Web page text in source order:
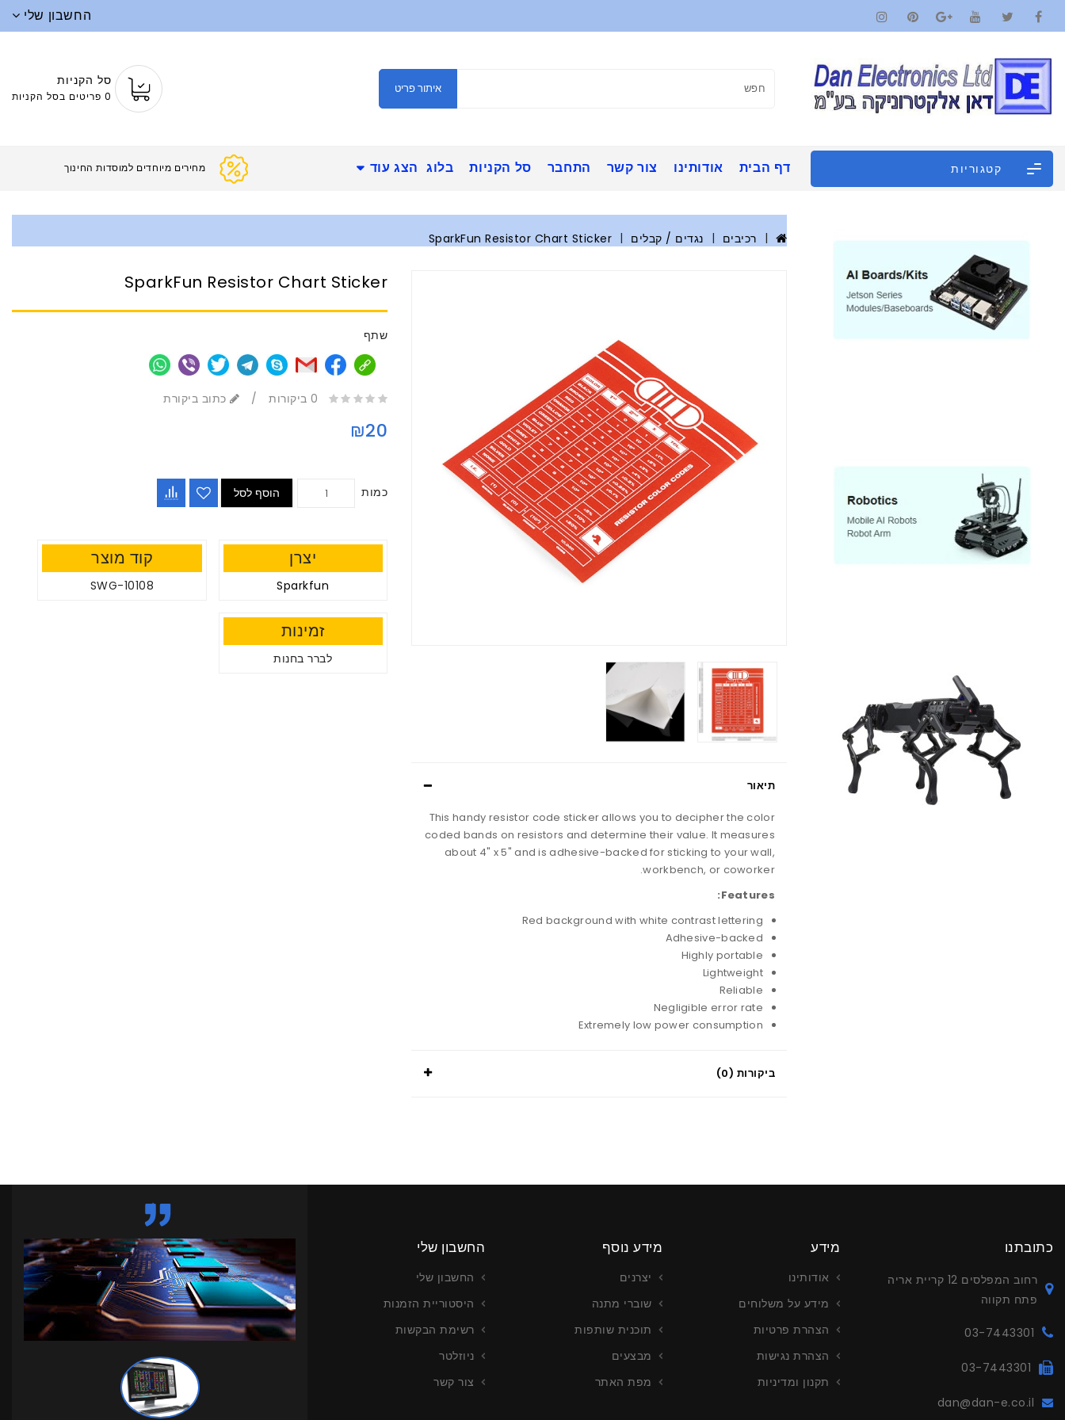
החשבון שלי
איתור פריט
סל הקניות
0 פריטים בסל הקניות
קטגוריות דף הבית אודותינו צור קשר התחבר סל הקניות בלוג הצג עוד מחירים מיוחדים למוסדות החינוך
רכיבים נגדים / קבלים SparkFun Resistor Chart Sticker
תיאור
This handy resistor code sticker allows you to decipher the color
coded bands on resistors and determine their value. It measures
about 4" x 5" and is adhesive-backed for sticking to your wall,
workbench, or coworker.
Features:
Red background with white contrast lettering
Adhesive-backed
Highly portable
Lightweight
Reliable
Negligible error rate
Extremely low power consumption
ביקורות (0)
SparkFun Resistor Chart Sticker
שתף
0 ביקורות / כתוב ביקורת
₪20
כמות הוסף לסל
יצרן
Sparkfun
קוד מוצר
SWG-10108
זמינות
לברר בחנות
כתובתנו
רחוב המפלסים 12 קריית אריה
פתח תקווה
03-7443301
03-7443301
dan@dan-e.co.il
מידע
אודותינו
מידע על משלוחים
הצהרת פרטיות
הצהרת נגישות
תקנון ומדיניות
מידע נוסף
יצרנים
שוברי מתנה
תוכנית שותפות
מבצעים
מפת האתר
החשבון שלי
החשבון שלי
היסטוריית הזמנות
רשימת הבקשות
ניוזלטר
צור קשר